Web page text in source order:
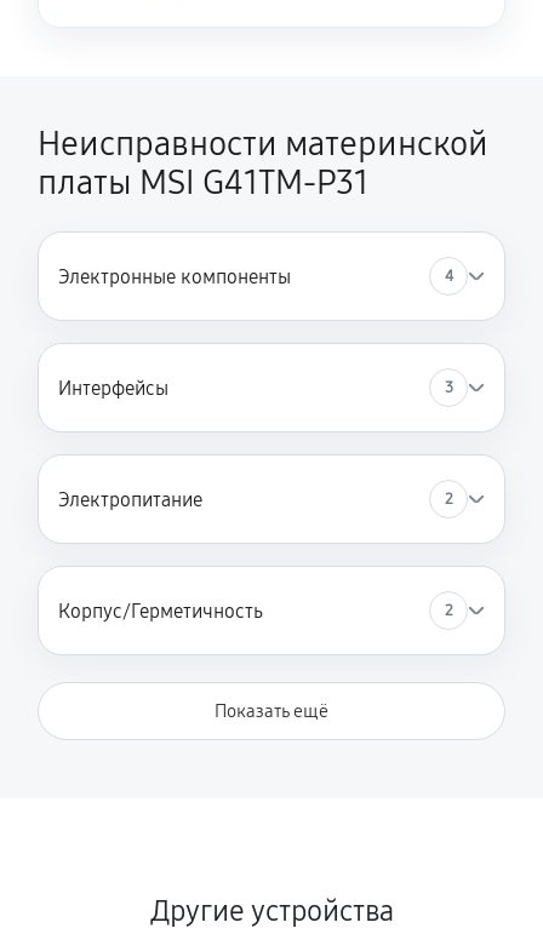
Неисправности материнской
платы MSI G41TM-P31
Электронные компоненты 4
Интерфейсы 3
Электропитание 2
Корпус/Герметичность 2
Показать ещё
Другие устройства